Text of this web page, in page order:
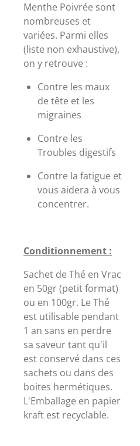
Menthe Poivrée sont
nombreuses et
variées. Parmi elles
(liste non exhaustive),
on y retrouve :
Contre les maux
de tête et les
migraines
Contre les
Troubles digestifs
Contre la fatigue et
vous aidera à vous
concentrer.
Conditionnement :
Sachet de Thé en Vrac
en 50gr (petit format)
ou en 100gr. Le Thé
est utilisable pendant
1 an sans en perdre
sa saveur tant qu'il
est conservé dans ces
sachets ou dans des
boites hermétiques.
L'Emballage en papier
kraft est recyclable.